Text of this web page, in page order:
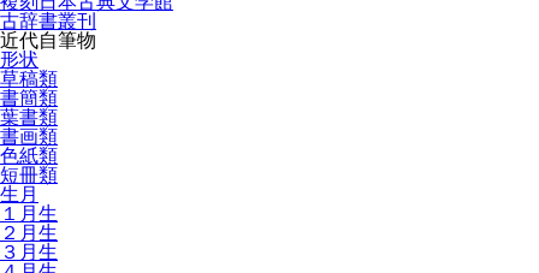
古辞書叢刊
近代自筆物
形状
草稿類
書簡類
葉書類
書画類
色紙類
短冊類
生月
１月生
２月生
３月生